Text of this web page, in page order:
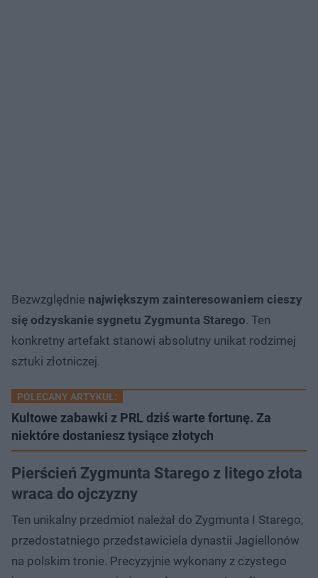
Bezwzględnie największym zainteresowaniem cieszy
się odzyskanie sygnetu Zygmunta Starego. Ten
konkretny artefakt stanowi absolutny unikat rodzimej
sztuki złotniczej.
POLECANY ARTYKUŁ:
Kultowe zabawki z PRL dziś warte fortunę. Za
niektóre dostaniesz tysiące złotych
Pierścień Zygmunta Starego z litego złota
wraca do ojczyzny
Ten unikalny przedmiot należał do Zygmunta I Starego,
przedostatniego przedstawiciela dynastii Jagiellonów
na polskim tronie. Precyzyjnie wykonany z czystego